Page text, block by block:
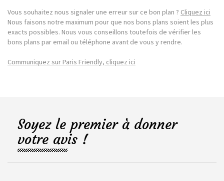
Vous souhaitez nous signaler une erreur sur ce bon plan ? Cliquez ici
Nous faisons notre maximum pour que nos bons plans soient les plus
exacts possibles. Nous vous conseillons toutefois de vérifier les
bons plans par email ou téléphone avant de vous y rendre.
Communiquez sur Paris Friendly, cliquez ici
Soyez le premier à donner
votre avis !